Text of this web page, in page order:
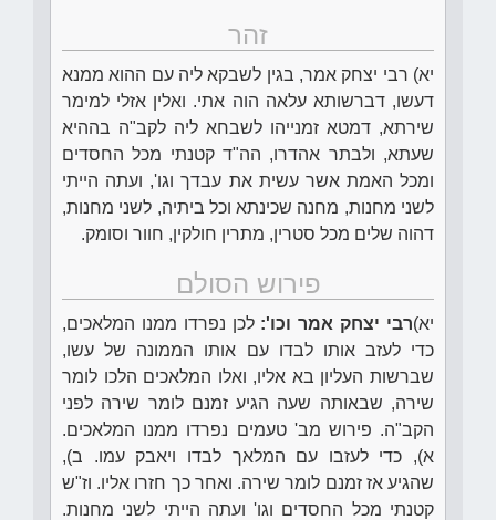
זהר
יא) רבי יצחק אמר, בגין לשבקא ליה עם ההוא ממנא
דעשו, דברשותא עלאה הוה אתי. ואלין אזלי למימר
שירתא, דמטא זמנייהו לשבחא ליה לקב"ה בההיא
שעתא, ולבתר אהדרו, הה"ד קטנתי מכל החסדים
ומכל האמת אשר עשית את עבדך וגו', ועתה הייתי
לשני מחנות, מחנה שכינתא וכל ביתיה, לשני מחנות,
דהוה שלים מכל סטרין, מתרין חולקין, חוור וסומק.
פירוש הסולם
יא)רבי יצחק אמר וכו':לכן נפרדו ממנו המלאכים,
כדי לעזב אותו לבדו עם אותו הממונה של עשו,
שברשות העליון בא אליו, ואלו המלאכים הלכו לומר
שירה, שבאותה שעה הגיע זמנם לומר שירה לפני
הקב"ה. פירוש מב' טעמים נפרדו ממנו המלאכים.
א), כדי לעזבו עם המלאך לבדו ויאבק עמו. ב),
שהגיע אז זמנם לומר שירה. ואחר כך חזרו אליו. וז"ש
קטנתי מכל החסדים וגו' ועתה הייתי לשני מחנות.